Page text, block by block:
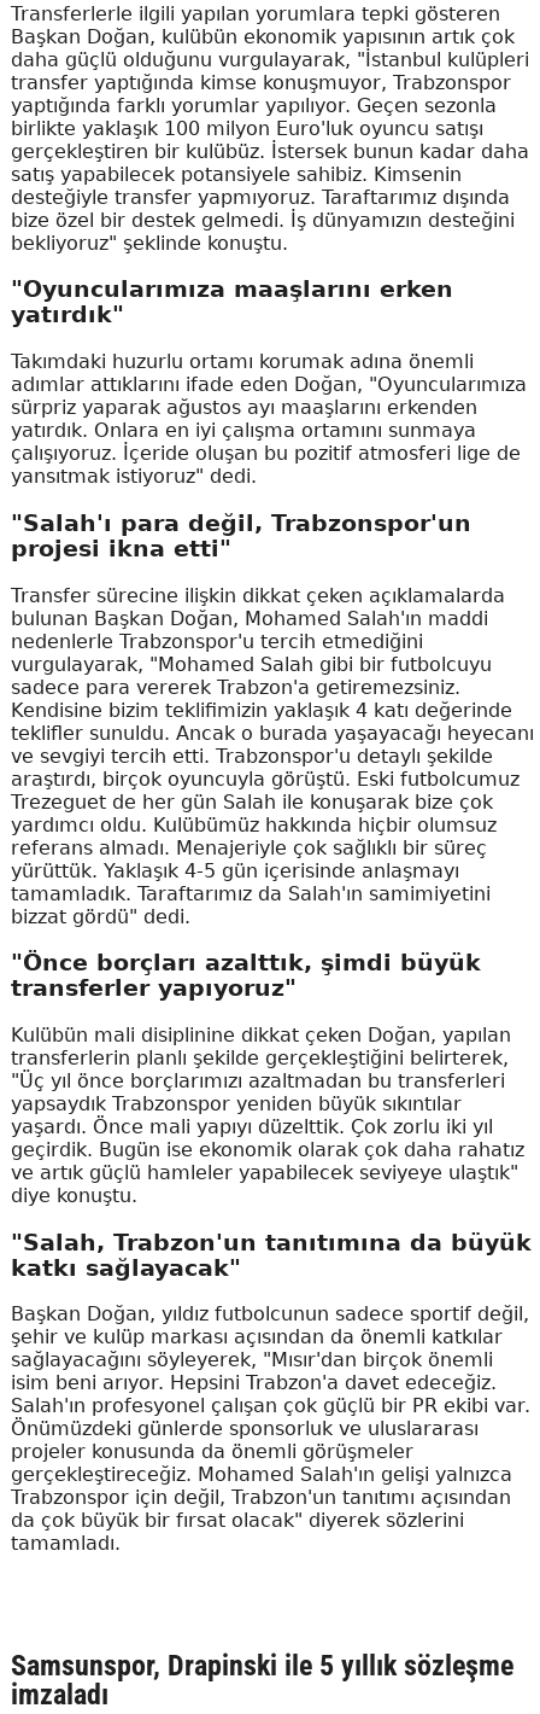
Transferlerle ilgili yapılan yorumlara tepki gösteren
Başkan Doğan, kulübün ekonomik yapısının artık çok
daha güçlü olduğunu vurgulayarak, "İstanbul kulüpleri
transfer yaptığında kimse konuşmuyor, Trabzonspor
yaptığında farklı yorumlar yapılıyor. Geçen sezonla
birlikte yaklaşık 100 milyon Euro'luk oyuncu satışı
gerçekleştiren bir kulübüz. İstersek bunun kadar daha
satış yapabilecek potansiyele sahibiz. Kimsenin
desteğiyle transfer yapmıyoruz. Taraftarımız dışında
bize özel bir destek gelmedi. İş dünyamızın desteğini
bekliyoruz" şeklinde konuştu.
"Oyuncularımıza maaşlarını erken
yatırdık"
Takımdaki huzurlu ortamı korumak adına önemli
adımlar attıklarını ifade eden Doğan, "Oyuncularımıza
sürpriz yaparak ağustos ayı maaşlarını erkenden
yatırdık. Onlara en iyi çalışma ortamını sunmaya
çalışıyoruz. İçeride oluşan bu pozitif atmosferi lige de
yansıtmak istiyoruz" dedi.
"Salah'ı para değil, Trabzonspor'un
projesi ikna etti"
Transfer sürecine ilişkin dikkat çeken açıklamalarda
bulunan Başkan Doğan, Mohamed Salah'ın maddi
nedenlerle Trabzonspor'u tercih etmediğini
vurgulayarak, "Mohamed Salah gibi bir futbolcuyu
sadece para vererek Trabzon'a getiremezsiniz.
Kendisine bizim teklifimizin yaklaşık 4 katı değerinde
teklifler sunuldu. Ancak o burada yaşayacağı heyecanı
ve sevgiyi tercih etti. Trabzonspor'u detaylı şekilde
araştırdı, birçok oyuncuyla görüştü. Eski futbolcumuz
Trezeguet de her gün Salah ile konuşarak bize çok
yardımcı oldu. Kulübümüz hakkında hiçbir olumsuz
referans almadı. Menajeriyle çok sağlıklı bir süreç
yürüttük. Yaklaşık 4-5 gün içerisinde anlaşmayı
tamamladık. Taraftarımız da Salah'ın samimiyetini
bizzat gördü" dedi.
"Önce borçları azalttık, şimdi büyük
transferler yapıyoruz"
Kulübün mali disiplinine dikkat çeken Doğan, yapılan
transferlerin planlı şekilde gerçekleştiğini belirterek,
"Üç yıl önce borçlarımızı azaltmadan bu transferleri
yapsaydık Trabzonspor yeniden büyük sıkıntılar
yaşardı. Önce mali yapıyı düzelttik. Çok zorlu iki yıl
geçirdik. Bugün ise ekonomik olarak çok daha rahatız
ve artık güçlü hamleler yapabilecek seviyeye ulaştık"
diye konuştu.
"Salah, Trabzon'un tanıtımına da büyük
katkı sağlayacak"
Başkan Doğan, yıldız futbolcunun sadece sportif değil,
şehir ve kulüp markası açısından da önemli katkılar
sağlayacağını söyleyerek, "Mısır'dan birçok önemli
isim beni arıyor. Hepsini Trabzon'a davet edeceğiz.
Salah'ın profesyonel çalışan çok güçlü bir PR ekibi var.
Önümüzdeki günlerde sponsorluk ve uluslararası
projeler konusunda da önemli görüşmeler
gerçekleştireceğiz. Mohamed Salah'ın gelişi yalnızca
Trabzonspor için değil, Trabzon'un tanıtımı açısından
da çok büyük bir fırsat olacak" diyerek sözlerini
tamamladı.
Samsunspor, Drapinski ile 5 yıllık sözleşme
imzaladı